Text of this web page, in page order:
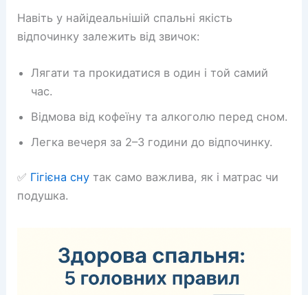
Навіть у найідеальнішій спальні якість
відпочинку залежить від звичок:
Лягати та прокидатися в один і той самий
час.
Відмова від кофеїну та алкоголю перед сном.
Легка вечеря за 2–3 години до відпочинку.
✅ Гігієна сну так само важлива, як і матрас чи
подушка.